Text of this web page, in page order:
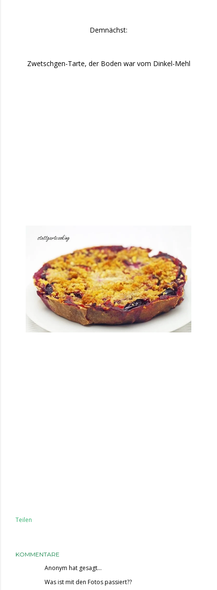
Demnächst:
Zwetschgen-Tarte, der Boden war vom Dinkel-Mehl
Teilen
KOMMENTARE
Anonym hat gesagt…
Was ist mit den Fotos passiert??